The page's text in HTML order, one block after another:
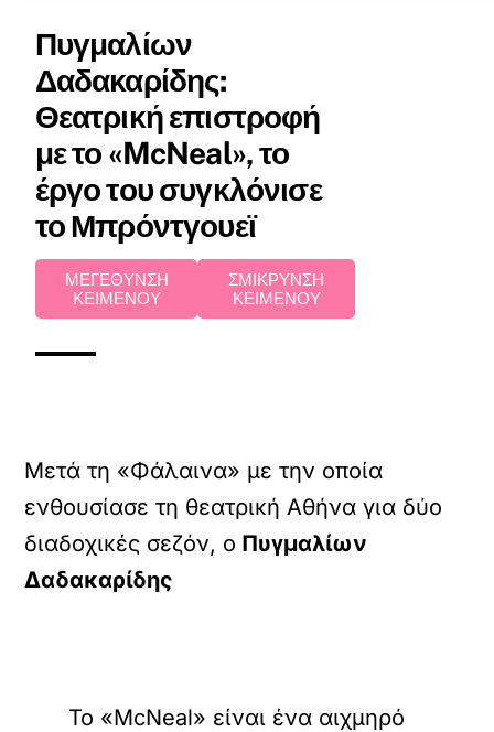
Πυγμαλίων
Δαδακαρίδης:
Θεατρική επιστροφή
με το «McNeal», το
έργο του συγκλόνισε
το Μπρόντγουεϊ
ΜΕΓΕΘΥΝΣΗ
ΚΕΙΜΕΝΟΥ
ΣΜΙΚΡΥΝΣΗ
ΚΕΙΜΕΝΟΥ
Μετά τη «Φάλαινα» με την οποία
ενθουσίασε τη θεατρική Αθήνα για δύο
διαδοχικές σεζόν, ο Πυγμαλίων
Δαδακαρίδης
Το «McNeal» είναι ένα αιχμηρό